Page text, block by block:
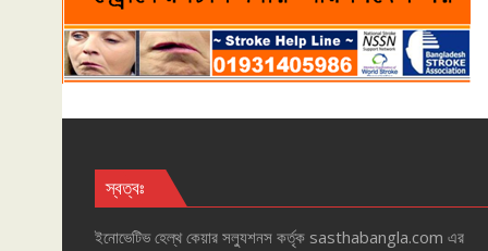
স্বত্বঃ
ইনোভেটিভ হেল্‌থ কেয়ার সল্যুশনস কর্তৃক sasthabangla.com এর